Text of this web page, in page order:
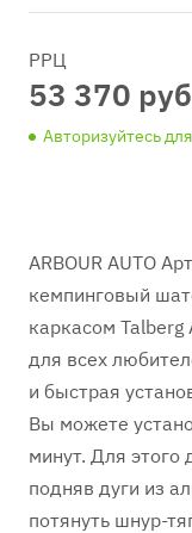
РРЦ
53 370
Авторизуйтесь
ARBOUR AUTO
кемпинговый
каркасом
для всех
и быстрая
Вы можете
минут. Для этого
подняв дуги из
потянуть шнур-